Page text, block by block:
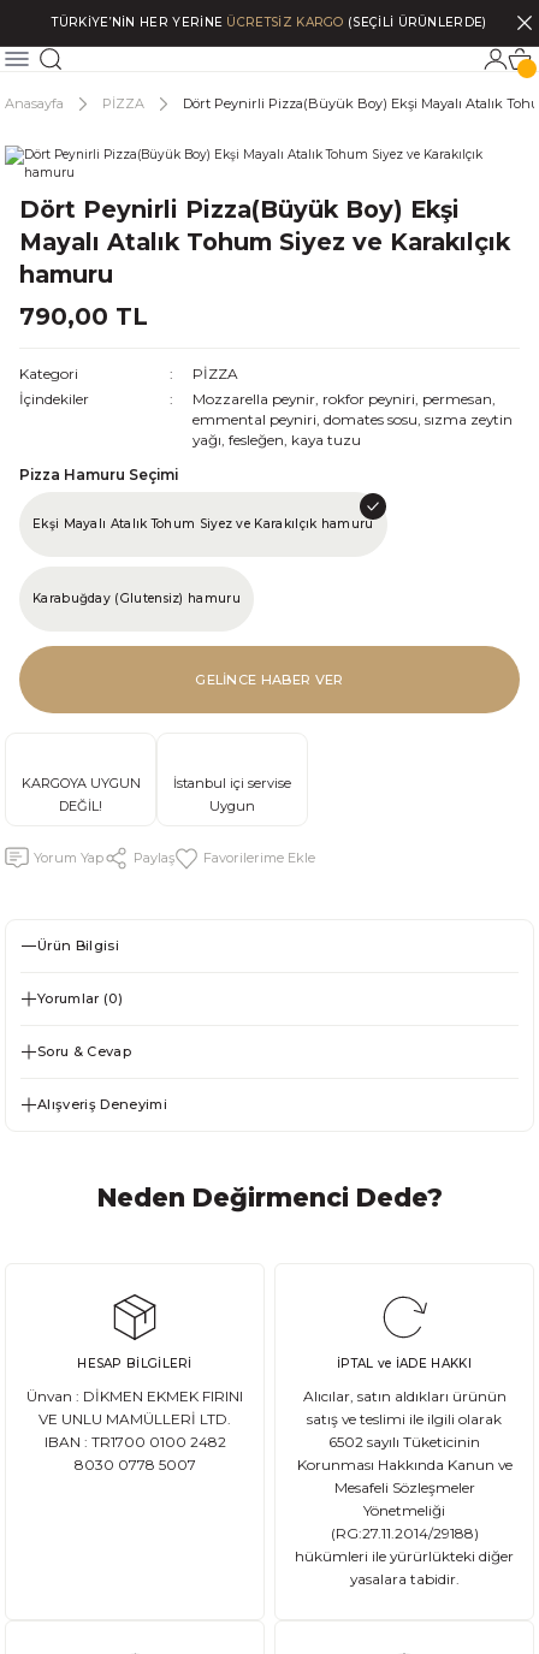
TÜRKİYE’NİN HER YERİNE ÜCRETSİZ KARGO (SEÇİLİ ÜRÜNLERDE)
Anasayfa PİZZA Dört Peynirli Pizza(Büyük Boy) Ekşi Mayalı Atalık
Dört Peynirli Pizza(Büyük Boy) Ekşi
Mayalı Atalık Tohum Siyez ve Karakılçık
hamuru
790,00 TL
Kategori
PİZZA
İçindekiler
Mozzarella peynir, rokfor peyniri, permesan,
emmental peyniri, domates sosu, sızma zeytin
yağı, fesleğen, kaya tuzu
Pizza Hamuru Seçimi
Ekşi Mayalı Atalık Tohum Siyez ve Karakılçık hamuru
Karabuğday (Glutensiz) hamuru
GELİNCE HABER VER
KARGOYA UYGUN
DEĞİL!
İstanbul içi servise
Uygun
Yorum Yap Paylaş
Ürün Bilgisi
Yorumlar (0)
Soru & Cevap
Alışveriş Deneyimi
Neden Değirmenci Dede?
HESAP BİLGİLERİ
Ünvan : DİKMEN EKMEK FIRINI
VE UNLU MAMÜLLERİ LTD.
IBAN : TR1700 0100 2482
8030 0778 5007
İPTAL ve İADE HAKKI
Alıcılar, satın aldıkları ürünün
satış ve teslimi ile ilgili olarak
6502 sayılı Tüketicinin
Korunması Hakkında Kanun ve
Mesafeli Sözleşmeler
Yönetmeliği
(RG:27.11.2014/29188)
hükümleri ile yürürlükteki diğer
yasalara tabidir.